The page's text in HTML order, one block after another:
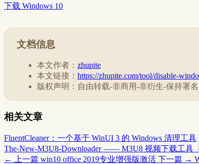
下载 Windows 10
文档信息
本文作者： zhupite
本文链接： https://zhupite.com/tool/disable-
版权声明：自由转载-非商用-非衍生-保持署名
相关文章
FluentCleaner：一个基于 WinUI 3 的 Windows 清理工具
The-New-M3U8-Downloader —— M3U8 视频下载工具
← 上一篇 win10 office 2019专业增强版激活 下一篇 →